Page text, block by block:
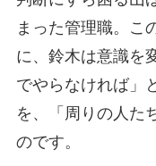
まった管理職。こ
に、鈴木は意識を
でやらなければ」
を、「周りの人た
のです。